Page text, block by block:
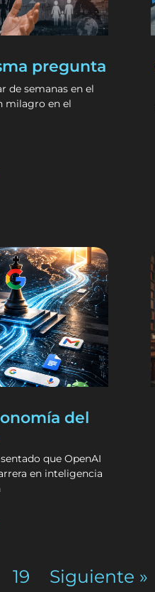
pregunta
de semanas en el
milagro en el
del
que OpenAI
en inteligencia
19 Siguiente »